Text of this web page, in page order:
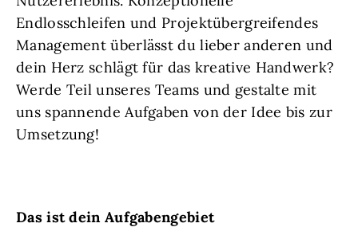
Endlosschleifen und Projektübergreifendes
Management überlässt du lieber anderen und
dein Herz schlägt für das kreative Handwerk?
Werde Teil unseres Teams und gestalte mit
uns spannende Aufgaben von der Idee bis zur
Umsetzung!
Das ist dein Aufgabengebiet